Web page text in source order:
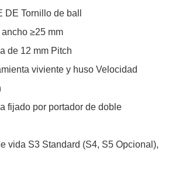
Tornillo de ball
ancho ≥25 mm
de 12 mm Pitch
viviente y huso Velocidad
fijado por portador de doble
vida S3 Standard (S4, S5 Opcional),